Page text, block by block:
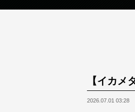
【イカメ
2026.07.01 03:28